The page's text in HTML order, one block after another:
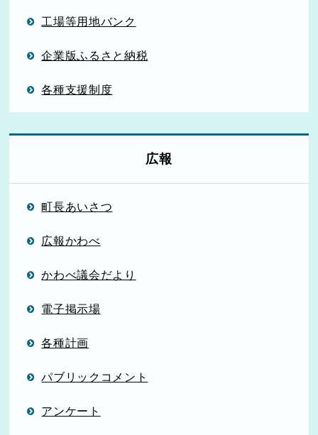
工場等用地バンク
企業版ふるさと納税
各種支援制度
広報
町長あいさつ
広報かわべ
かわべ議会だより
電子掲示場
各種計画
パブリックコメント
アンケート